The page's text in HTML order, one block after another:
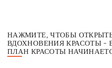
НАЖМИТЕ, ЧТОБЫ
ВДОХНОВЕНИЯ КРАСОТЫ
ПЛАН КРАСОТЫ